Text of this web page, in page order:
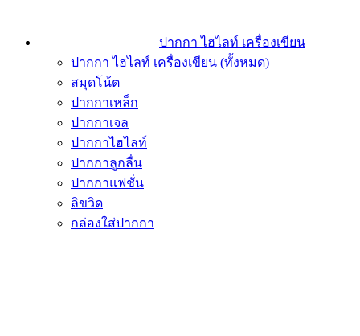
ปากกา ไฮไลท์ เครื่องเขียน
ปากกา ไฮไลท์ เครื่องเขียน (ทั้งหมด)
สมุดโน้ต
ปากกาเหล็ก
ปากกาเจล
ปากกาไฮไลท์
ปากกาลูกลื่น
ปากกาแฟชั่น
ลิขวิด
กล่องใส่ปากกา